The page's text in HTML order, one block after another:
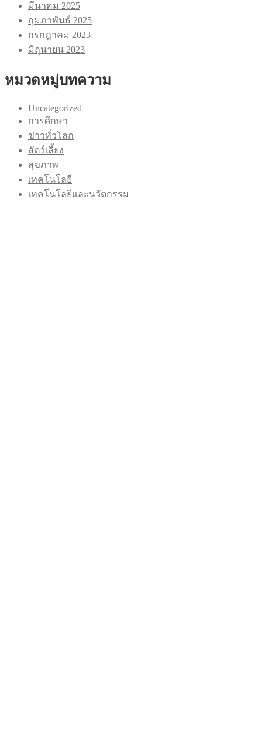
มีนาคม 2025
กุมภาพันธ์ 2025
กรกฎาคม 2023
มิถุนายน 2023
หมวดหมู่บทความ
Uncategorized
การศึกษา
ข่าวทั่วโลก
สัตว์เลี้ยง
สุขภาพ
เทคโนโลยี
เทคโนโลยีและนวัตกรรม